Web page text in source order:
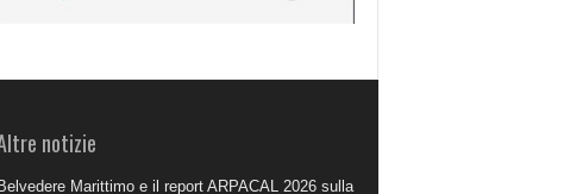
notizie
Belvedere Marittimo e il report ARPACAL 2026 sulla